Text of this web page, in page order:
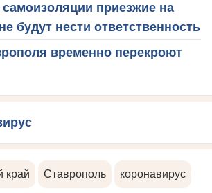
приезжие на
будут нести ответственность
временно перекроют
край Ставрополь коронавирус